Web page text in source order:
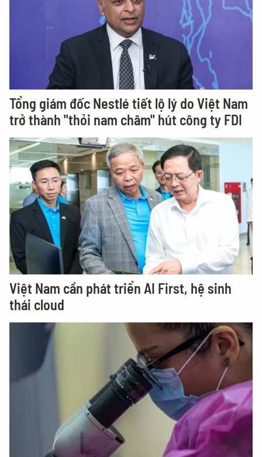
Tổng giám đốc Nestlé tiết lộ lý do Việt Nam
trở thành "thỏi nam châm" hút công ty FDI
Việt Nam cần phát triển AI First, hệ sinh
thái cloud